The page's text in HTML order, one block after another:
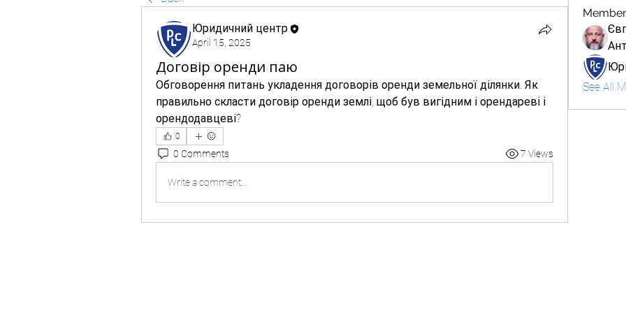
Юридичний центр
April 15, 2025
Договір оренди паю
Обговорення питань укладення договорів оренди земельної ділянки. Як
правильно скласти договір оренди землі, щоб був вигідним і орендареві і
орендодавцеві?
0
0 Comments 7 Views
Write a comment...
See All